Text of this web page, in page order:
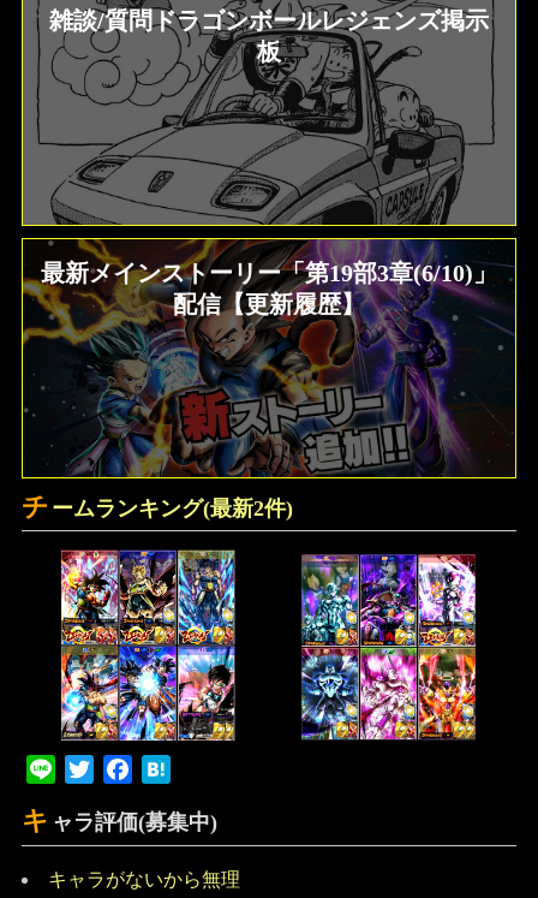
雑談/質問ドラゴンボールレジェンズ掲示
板
最新メインストーリー「第19部3章(6/10)」
配信【更新履歴】
チ ームランキング(最新2件)
Line Twitter Facebook
キ ャラ評価(募集中)
キャラがないから無理